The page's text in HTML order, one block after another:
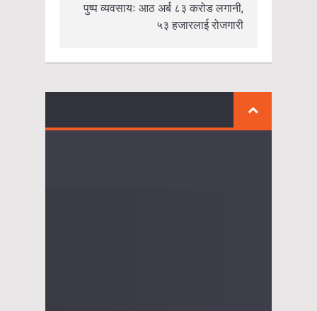
पुष्प व्यवसायः आठ अर्ब ८३ करोड लगानी,
५३ हजारलाई रोजगारी